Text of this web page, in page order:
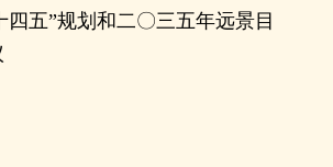
四五”规划和二〇三五年远景目